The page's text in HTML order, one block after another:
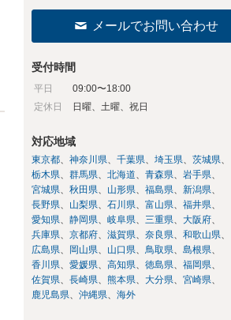
メールでお問い合わせ
受付時間
平日
09:00〜18:00
定休日
日曜、土曜、祝日
対応地域
東京都 神奈川県 千葉県 埼玉県
茨城県
栃木県
群馬県 北海道 青森県
岩手県
宮城県
秋田県 山形県 福島県
新潟県
長野県
山梨県 石川県 富山県
福井県
愛知県
静岡県 岐阜県 三重県
大阪府
兵庫県
京都府 滋賀県 奈良県
和歌山県
広島県
岡山県 山口県 鳥取県
島根県
香川県
愛媛県 高知県 徳島県
福岡県
佐賀県
長崎県 熊本県 大分県
宮崎県
鹿児島県
沖縄県 海外